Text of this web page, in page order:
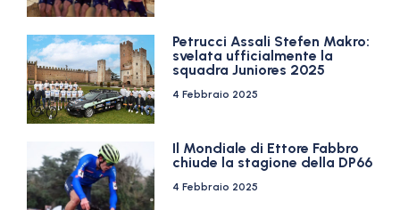
Petrucci Assali Stefen Makro:
svelata ufficialmente la
squadra Juniores 2025
4 Febbraio 2025
Il Mondiale di Ettore Fabbro
chiude la stagione della DP66
4 Febbraio 2025